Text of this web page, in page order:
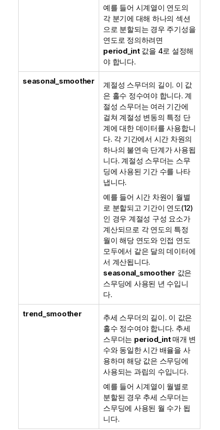
예를 들어 시계열이 연도의
각 분기에 대해 하나의 섹션
으로 분할되는 경우 주기성을
연도로 정의하려면
period_int값을 4로 설정해
야 합니다.
seasonal_smoother
계절성 스무더의 길이. 이 값
은 홀수 정수여야 합니다. 계
절성 스무더는 여러 기간에
걸쳐 계절성 변동의 특정 단
계에 대한 데이터를 사용합니
다. 각 기간에서 시간 차원의
하나의 불연속 단계가 사용됩
니다. 계절성 스무더는 스무
딩에 사용된 기간 수를 나타
냅니다.
예를 들어 시간 차원이 월별
로 분할되고 기간이 연도(12)
인 경우 계절성 구성 요소가
계산되므로 각 연도의 특정
월이 해당 연도와 인접 연도
모두에서 같은 달의 데이터에
서 계산됩니다.
seasonal_smoother 값은
스무딩에 사용된 년 수입니
다.
trend_smoother
추세 스무더의 길이. 이 값은
홀수 정수여야 합니다. 추세
스무더는 period_int매개 변
수와 동일한 시간 배율을 사
용하며 해당 값은 스무딩에
사용되는 과립의 수입니다.
예를 들어 시계열이 월별로
분할된 경우 추세 스무더는
스무딩에 사용된 월 수가 됩
니다.